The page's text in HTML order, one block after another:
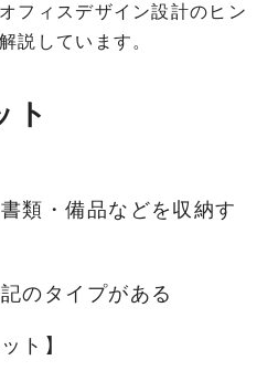
フィスデザイン設計のヒン
説しています。
ト
類・備品などを収納す
のタイプがある
ト】